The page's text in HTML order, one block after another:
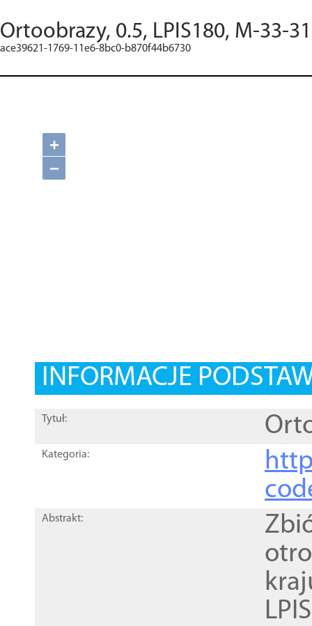
Ortoobrazy, 0.5, LPIS180, M-33-
ace39621-1769-11e6-8bc0-b870f44b6730
+
−
INFORMACJE
Tytuł:
Kategoria:
Abstrakt: